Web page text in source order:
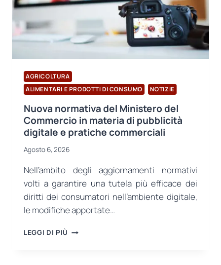
DEL
SUPERAMENTO
LIMITI
DI
BORO
AGRICOLTURA
ALIMENTARI E PRODOTTI DI CONSUMO
NOTIZIE
Nuova normativa del Ministero del
Commercio in materia di pubblicità
digitale e pratiche commerciali
Agosto 6, 2026
Nell’ambito degli aggiornamenti normativi
volti a garantire una tutela più efficace dei
diritti dei consumatori nell’ambiente digitale,
le modifiche apportate…
LEGGI DI PIÙ NUOVA